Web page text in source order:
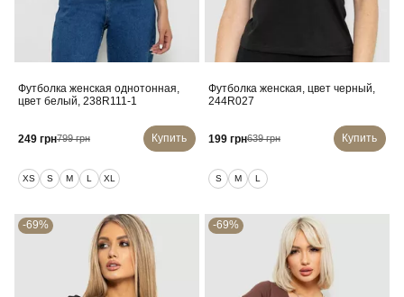
Футболка женская однотонная,
цвет белый, 238R111-1
249 грн799 грн Купить
XS S M L XL
Футболка женская, цвет черный,
244R027
199 грн639 грн Купить
S M L
-69% -69%